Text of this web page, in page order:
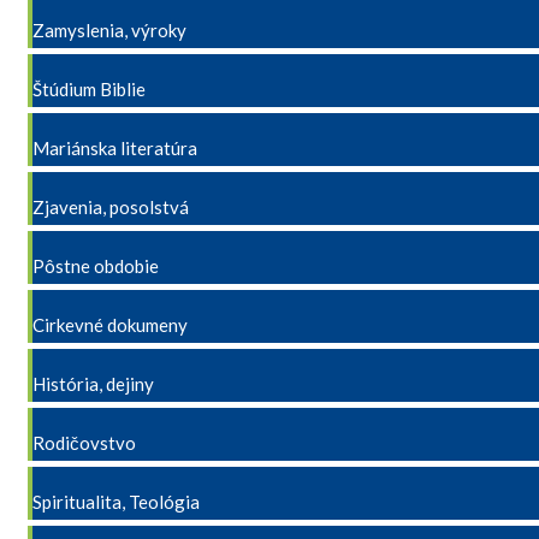
Zamyslenia, výroky
Štúdium Biblie
Mariánska literatúra
Zjavenia, posolstvá
Pôstne obdobie
Cirkevné dokumeny
História, dejiny
Rodičovstvo
Spiritualita, Teológia